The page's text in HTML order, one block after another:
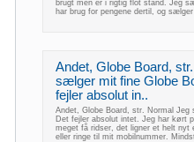
brugt men er i rigtig flot stand. Jeg
har brug for pengene dertil, og
Andet, Globe Board,
sælger mit fine Globe
fejler absolut in..
Andet, Globe Board, str. Normal Jeg
Det fejler absolut intet. Jeg har kørt
meget få ridser, det ligner et helt
eller ringe til mit mobilnummer.